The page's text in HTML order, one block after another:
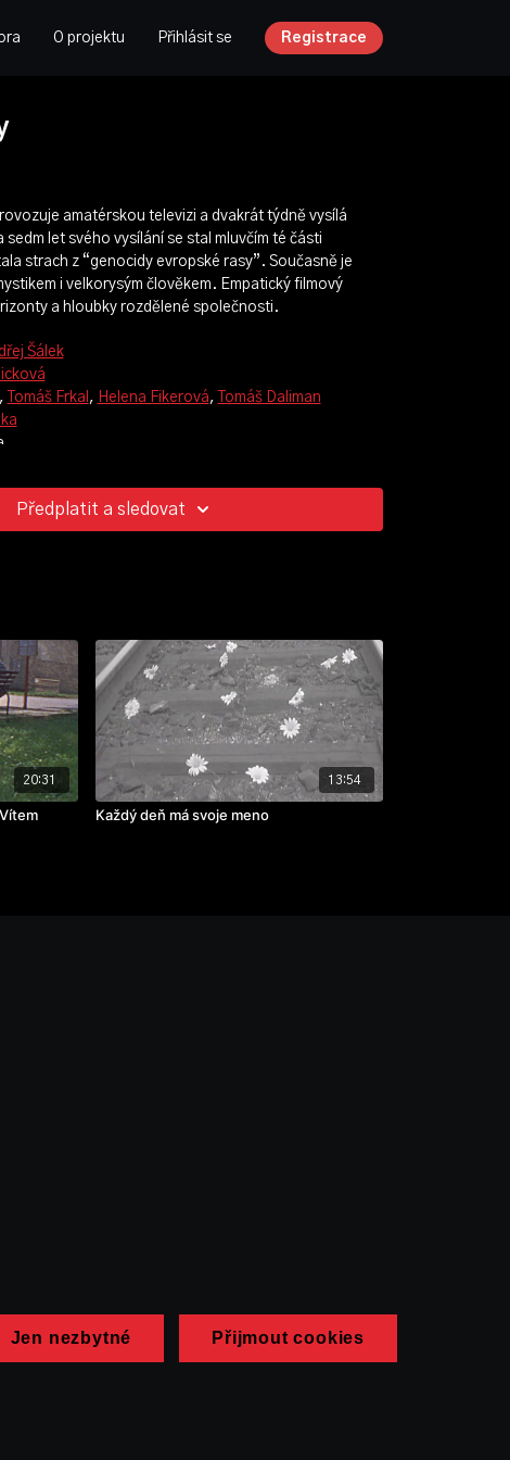
O projektu Přihlásit se Registrace
amatérskou televizi a dvakrát týdně vysílá
sedm let svého vysílání se stal mluvčím té části
strach z “genocidy evropské rasy”. Současně je
i velkorysým člověkem. Empatický filmový
a hloubky rozdělené společnosti.
Šálek
, Tomáš Frkal , Helena Fikerová,
Tomáš Daliman
Předplatit a sledovat
20:31 13:54
Každý deň má svoje meno
Jen nezbytné Přijmout cookies